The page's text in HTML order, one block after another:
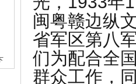
闽粤赣边纵
省军区第八
们为配合全
群众工作，